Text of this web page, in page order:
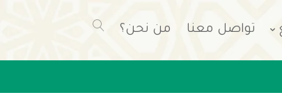
تواصل معنا من نحن؟